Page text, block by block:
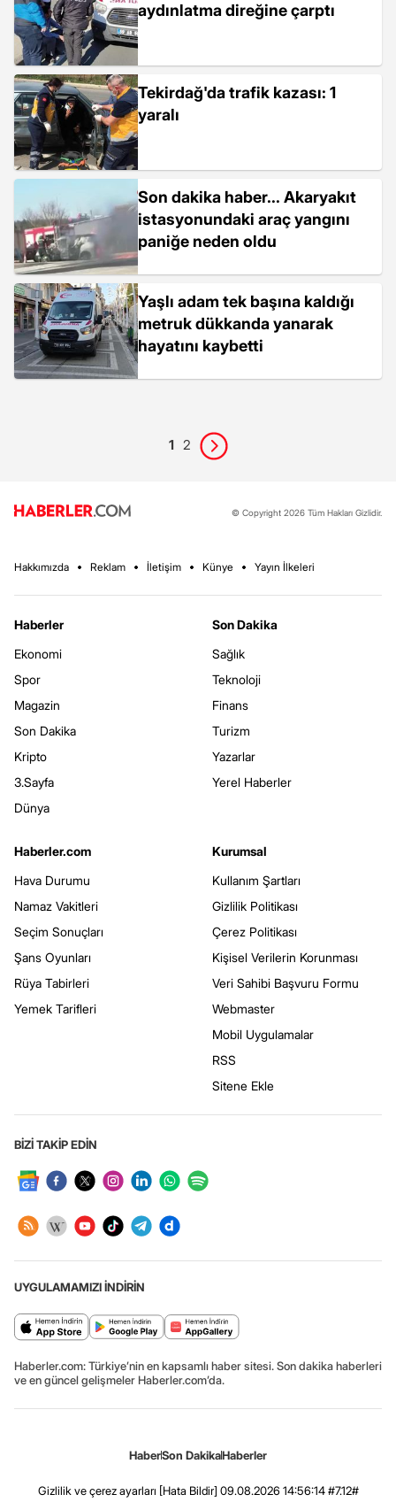
aydınlatma direğine çarptı
Tekirdağ'da trafik kazası: 1
yaralı
Son dakika haber... Akaryakıt
istasyonundaki araç yangını
paniğe neden oldu
Yaşlı adam tek başına kaldığı
metruk dükkanda yanarak
hayatını kaybetti
1 2
© Copyright 2026 Tüm Hakları Gizlidir.
Hakkımızda Reklam İletişim Künye Yayın İlkeleri
Haberler
Ekonomi
Spor
Magazin
Son Dakika
Kripto
3.Sayfa
Dünya
Son Dakika
Sağlık
Teknoloji
Finans
Turizm
Yazarlar
Yerel Haberler
Haberler.com
Hava Durumu
Namaz Vakitleri
Seçim Sonuçları
Şans Oyunları
Rüya Tabirleri
Yemek Tarifleri
Kurumsal
Kullanım Şartları
Gizlilik Politikası
Çerez Politikası
Kişisel Verilerin Korunması
Veri Sahibi Başvuru Formu
Webmaster
Mobil Uygulamalar
RSS
Sitene Ekle
BİZİ TAKİP EDİN
UYGULAMAMIZI İNDİRİN
Haberler.com: Türkiye’nin en kapsamlı haber sitesi. Son dakika haberleri
ve en güncel gelişmeler Haberler.com’da.
HaberSon DakikaHaberler
Gizlilik ve çerez ayarları [Hata Bildir] 09.08.2026 14:56:14 #7.12#